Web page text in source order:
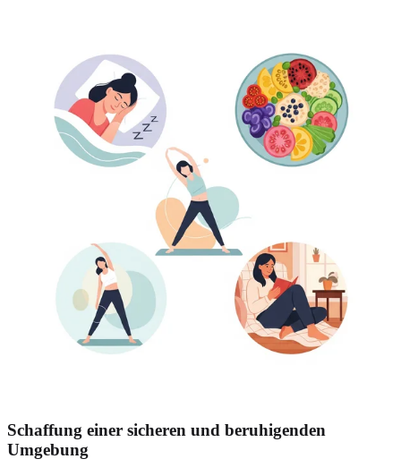
Schaffung einer sicheren und beruhigenden
Umgebung